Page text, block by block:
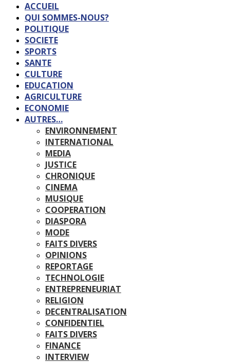
ACCUEIL
QUI SOMMES-NOUS?
POLITIQUE
SOCIETE
SPORTS
SANTE
CULTURE
EDUCATION
AGRICULTURE
ECONOMIE
AUTRES…
ENVIRONNEMENT
INTERNATIONAL
MEDIA
JUSTICE
CHRONIQUE
CINEMA
MUSIQUE
COOPERATION
DIASPORA
MODE
FAITS DIVERS
OPINIONS
REPORTAGE
TECHNOLOGIE
ENTREPRENEURIAT
RELIGION
DECENTRALISATION
CONFIDENTIEL
FAITS DIVERS
FINANCE
INTERVIEW